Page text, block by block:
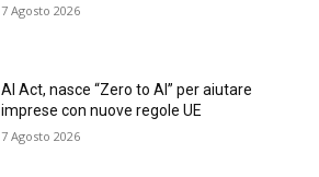
7 Agosto 2026
AI Act, nasce “Zero to AI” per aiutare
imprese con nuove regole UE
7 Agosto 2026